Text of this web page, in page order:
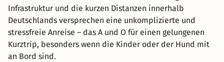
Infrastruktur und die kurzen Distanzen innerhalb
Deutschlands versprechen eine unkomplizierte und
stressfreie Anreise – das A und O für einen gelungenen
Kurztrip, besonders wenn die Kinder oder der Hund mit
an Bord sind.